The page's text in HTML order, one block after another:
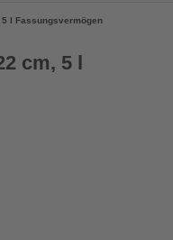
l Fassungsvermögen
cm, 5 l